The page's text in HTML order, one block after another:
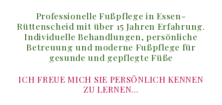
Professionelle Fußpflege in Essen-
Rüttenscheid mit über 15 Jahren Erfahrung.
Individuelle Behandlungen, persönliche
Betreuung und moderne Fußpflege für
gesunde und gepflegte Füße
ICH FREUE MICH SIE PERSÖNLICH KENNEN
ZU LERNEN…